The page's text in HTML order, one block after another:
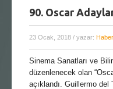
90. Oscar
23 Ocak, 2018 / yazar:
Sinema Sanatları ve
düzenlenecek olan
açıklandı. Guillermo